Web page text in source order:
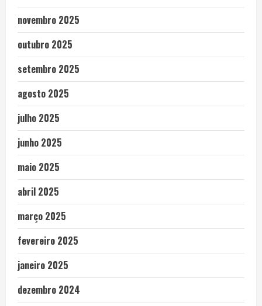
novembro 2025
outubro 2025
setembro 2025
agosto 2025
julho 2025
junho 2025
maio 2025
abril 2025
março 2025
fevereiro 2025
janeiro 2025
dezembro 2024